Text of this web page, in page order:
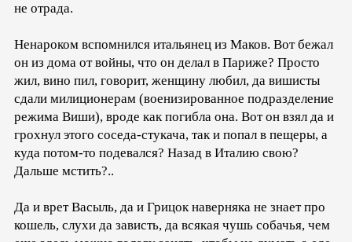
не отрада.
Ненароком вспомнился итальянец из Маков. Вот бежал
он из дома от войны, что он делал в Париже? Просто
жил, вино пил, говорит, женщину любил, да вишисты
сдали милиционерам (военизированное подразделение
режима Виши), вроде как погибла она. Вот он взял да и
грохнул этого соседа-стукача, так и попал в пещеры, а
куда потом-то подевался? Назад в Италию свою?
Дальше мстить?..
Да и врет Васыль, да и Грицок наверняка не знает про
кошель, слухи да зависть, да всякая чушь собачья, чем